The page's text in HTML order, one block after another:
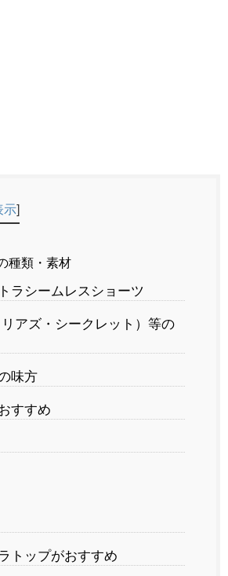
示]
種類・素材
ラシームレスショーツ
アズ・シークレット）等の
味方
すすめ
トップがおすすめ